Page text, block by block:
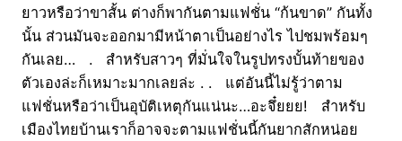
ยาวหรือว่าขาสั้น ต่างก็พากันตามแฟชั่น “ก้นขาด” กันทั้ง
นั้น ส่วนมันจะออกมามีหน้าตาเป็นอย่างไร ไปชมพร้อมๆ
กันเลย… . สำหรับสาวๆ ที่มั่นใจในรูปทรงบั้นท้ายของ
ตัวเองล่ะก็เหมาะมากเลยล่ะ . . แต่อันนี้ไม่รู้ว่าตาม
แฟชั่นหรือว่าเป็นอุบัติเหตุกันแน่นะ…อะจึ๋ยยย! สำหรับ
เมืองไทยบ้านเราก็อาจจะตามแฟชั่นนี้กันยากสักหน่อย